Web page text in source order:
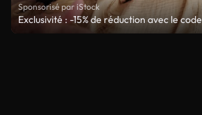
Sponsorisé par iStock
Exclusivité : -15% de réduction avec le code